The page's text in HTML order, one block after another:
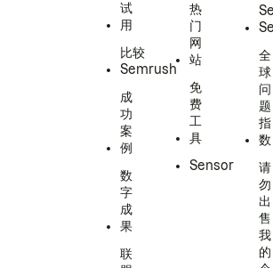
试
用
比较
Semrush
成
功
案
例
数
字
成
果
联
热
门
网
站
免
费
工
具
Sensor
全
球
问
题
指
数
请
勿
出
售
我
的